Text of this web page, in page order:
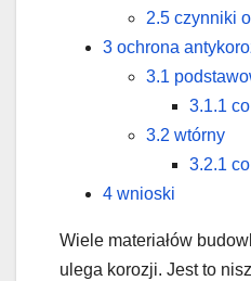
2.5 czynniki
3 ochrona
3.1
3.1.1
3.2 wtórny
3.2.1
4 wnioski
Wiele materiałów
ulega korozji. Jest to